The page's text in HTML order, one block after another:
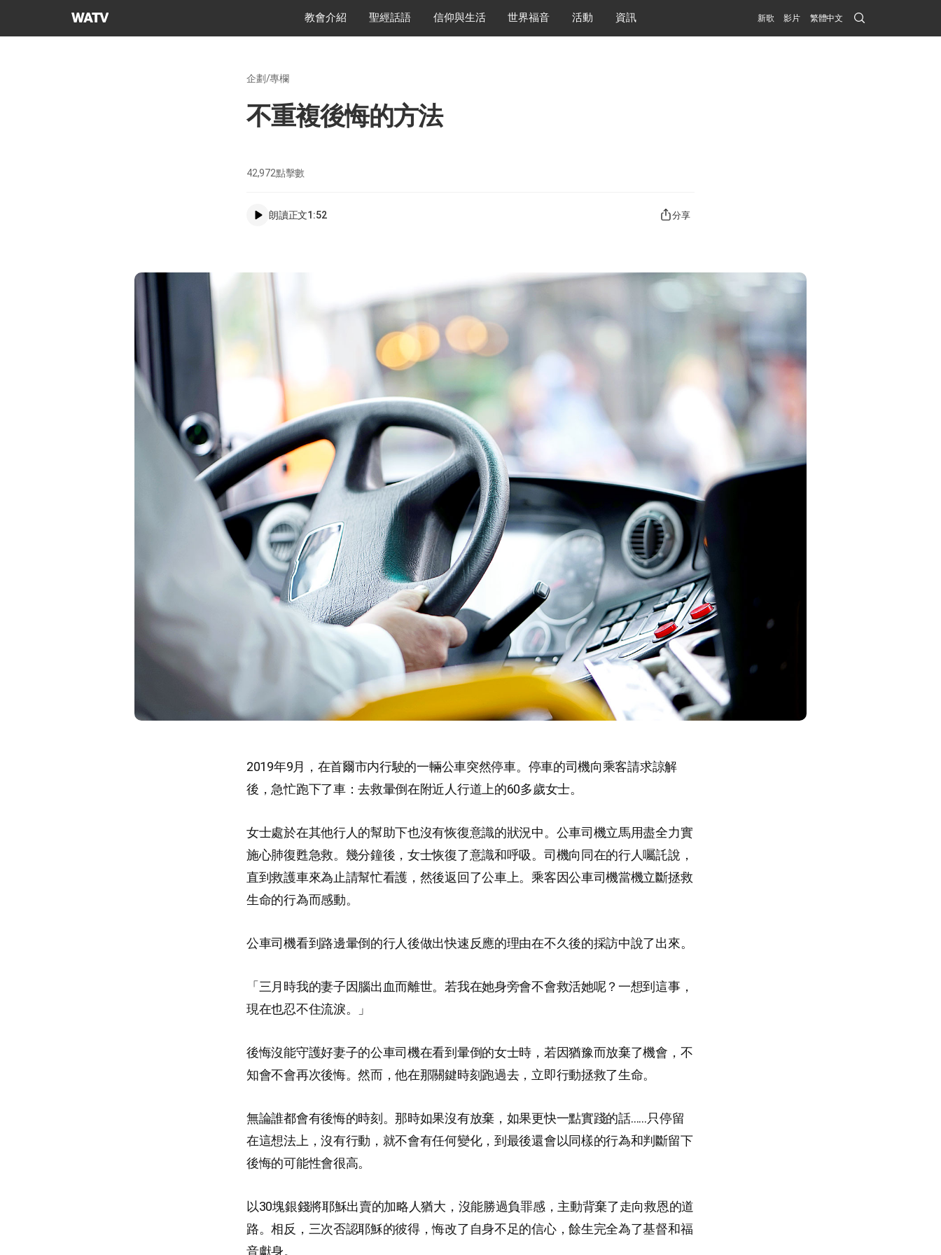
上
教會介紹 聖經話語 信仰與生活 世界福音 活動 資訊 新歌 影片 繁體中文 Search
Submit
企劃/專欄
不重複後悔的方法
42,972點擊數
朗讀正文1:52 分享
2019年9月，在首爾市内行駛的一輛公車突然停車。停車的司機向乘客請求諒解
後，急忙跑下了車：去救暈倒在附近人行道上的60多歲女士。
女士處於在其他行人的幫助下也沒有恢復意識的狀況中。公車司機立馬用盡全力實
施心肺復甦急救。幾分鐘後，女士恢復了意識和呼吸。司機向同在的行人囑託說，
直到救護車來為止請幫忙看護，然後返回了公車上。乘客因公車司機當機立斷拯救
生命的行為而感動。
公車司機看到路邊暈倒的行人後做出快速反應的理由在不久後的採訪中說了出來。
「三月時我的妻子因腦出血而離世。若我在她身旁會不會救活她呢？一想到這事，
現在也忍不住流淚。」
後悔沒能守護好妻子的公車司機在看到暈倒的女士時，若因猶豫而放棄了機會，不
知會不會再次後悔。然而，他在那關鍵時刻跑過去，立即行動拯救了生命。
無論誰都會有後悔的時刻。那時如果沒有放棄，如果更快一點實踐的話……只停留
在這想法上，沒有行動，就不會有任何變化，到最後還會以同樣的行為和判斷留下
後悔的可能性會很高。
以30塊銀錢將耶穌出賣的加略人猶大，沒能勝過負罪感，主動背棄了走向救恩的道
路。相反，三次否認耶穌的彼得，悔改了自身不足的信心，餘生完全為了基督和福
音獻身。